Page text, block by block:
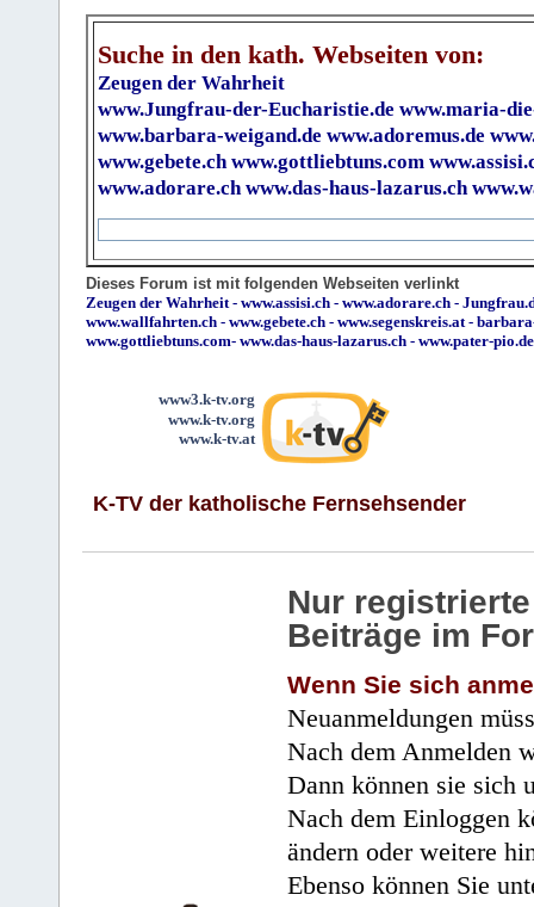
Suche in den kath. Webseiten von:
Zeugen der Wahrheit
www.Jungfrau-der-Eucharistie.de www.maria-
www.barbara-weigand.de www.adoremus.de
www.gebete.ch www.gottliebtuns.com
www.adorare.ch www.das-haus-lazarus.ch
Dieses Forum ist mit folgenden Webseiten verlinkt
Zeugen der Wahrheit- www.assisi.ch - www.adorare.ch -
www.wallfahrten.ch - www.gebete.ch - www.segenskreis.at-
www.gottliebtuns.com- www.das-haus-lazarus.ch - www.pater-pio.de
www3.k-tv.org
www.k-tv.org
www.k-tv.at
K-TV der katholische Fernsehsender
Nur
Beiträge im
Wenn Sie sich
Neuanmeldungen
Nach dem Anmelden
Dann können sie sich
Nach dem Einloggen
ändern oder weitere
Ebenso können Sie